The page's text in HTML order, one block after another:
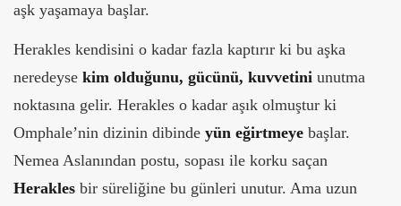
aşk yaşamaya başlar.
Herakles kendisini o kadar fazla kaptırır ki bu aşka
neredeyse kim olduğunu, gücünü, kuvvetini unutma
noktasına gelir. Herakles o kadar aşık olmuştur ki
Omphale’nin dizinin dibinde yün eğirtmeye başlar.
Nemea Aslanından postu, sopası ile korku saçan
Herakles bir süreliğine bu günleri unutur. Ama uzun